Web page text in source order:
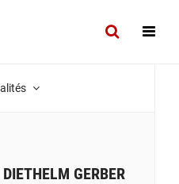
GERBER